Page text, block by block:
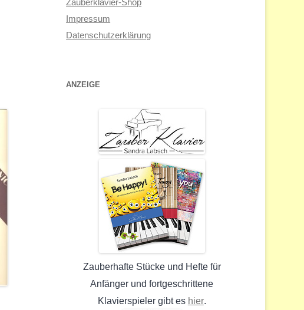
Impressum
Datenschutzerklärung
ANZEIGE
Zauberhafte Stücke und Hefte für
Anfänger und fortgeschrittene
Klavierspieler gibt es hier.